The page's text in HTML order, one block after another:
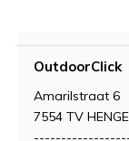
OutdoorClick
Amarilstraat 6
7554 TV